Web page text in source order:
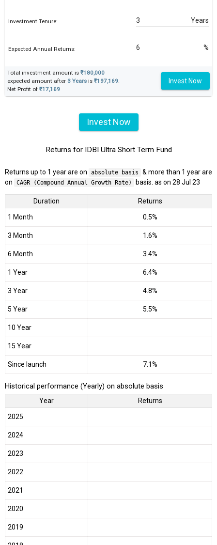
Investment Tenure: Years
Expected Annual Returns: %
Total investment amount is ₹180,000
expected amount after 3 Years is ₹197,169.
Net Profit of ₹17,169
Invest Now
Invest Now
Returns for IDBI Ultra Short Term Fund
Returns up to 1 year are on absolute basis
& more than 1 year are
on
CAGR (Compound Annual Growth Rate) basis. as on 28 Jul 23
Duration Returns
1 Month 0.5%
3 Month 1.6%
6 Month 3.4%
1 Year 6.4%
3 Year 4.8%
5 Year 5.5%
10 Year
15 Year
Since launch 7.1%
Historical performance (Yearly) on absolute basis
Year Returns
2025
2024
2023
2022
2021
2020
2019